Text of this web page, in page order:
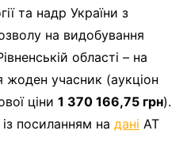
та надр України з
на видобування
області – на
жоден учасник (аукціон
ціни 1 370 166,75 грн).
посиланням на дані АТ